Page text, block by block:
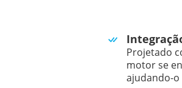
Projetado
motor se
ajudando-o